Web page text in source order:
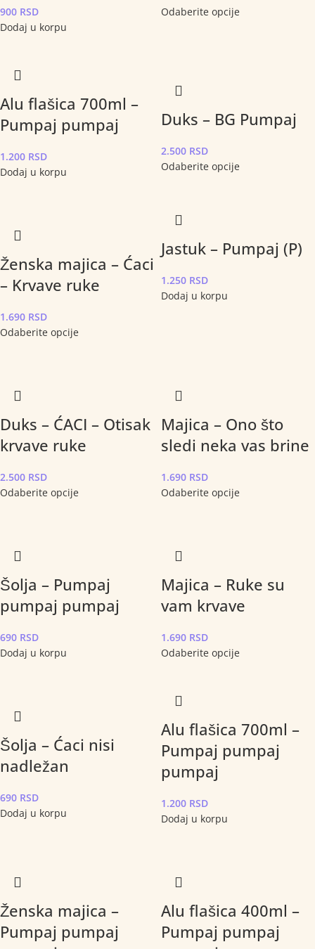
900 RSD
Dodaj u korpu
Odaberite opcije
Alu flašica 700ml –
Pumpaj pumpaj
1.200 RSD
Dodaj u korpu
Duks – BG Pumpaj
2.500 RSD
Odaberite opcije
Ženska majica – Ćaci
– Krvave ruke
1.690 RSD
Odaberite opcije
Jastuk – Pumpaj (P)
1.250 RSD
Dodaj u korpu
Duks – ĆACI – Otisak
krvave ruke
2.500 RSD
Odaberite opcije
Majica – Ono što
sledi neka vas brine
1.690 RSD
Odaberite opcije
Šolja – Pumpaj
pumpaj pumpaj
690 RSD
Dodaj u korpu
Majica – Ruke su
vam krvave
1.690 RSD
Odaberite opcije
Šolja – Ćaci nisi
nadležan
690 RSD
Dodaj u korpu
Alu flašica 700ml –
Pumpaj pumpaj
pumpaj
1.200 RSD
Dodaj u korpu
Ženska majica –
Pumpaj pumpaj
Alu flašica 400ml –
Pumpaj pumpaj